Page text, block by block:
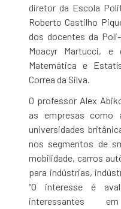
diretor da Escola
Roberto Castilho
dos docentes da
Moacyr Martucci,
Matemática e
Correa da Silva.
O professor Alex
as empresas como
universidades
nos segmentos de
mobilidade, carros
para indústrias,
“O interesse é
interessantes